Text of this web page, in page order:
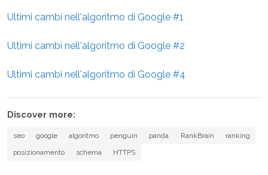
Ultimi cambi nell'algoritmo di Google #1
Ultimi cambi nell'algoritmo di Google #2
Ultimi cambi nell'algoritmo di Google #4
Discover more:
seo google algoritmo penguin panda RankBrain
ranking
posizionamento
schema HTTPS